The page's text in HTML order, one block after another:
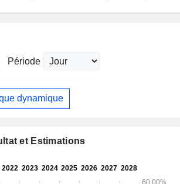
Période
dynamique
et Estimations